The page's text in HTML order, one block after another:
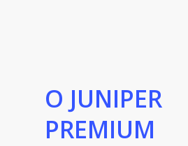
O JUNIPER
PREMIUM